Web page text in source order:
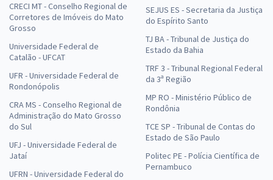
CRECI MT - Conselho Regional de
Corretores de Imóveis do Mato
Grosso
Universidade Federal de
Catalão - UFCAT
UFR - Universidade Federal de
Rondonópolis
CRA MS - Conselho Regional de
Administração do Mato Grosso
do Sul
UFJ - Universidade Federal de
Jataí
UFRN - Universidade Federal do
SEJUS ES - Secretaria da Justiça
do Espírito Santo
TJ BA - Tribunal de Justiça do
Estado da Bahia
TRF 3 - Tribunal Regional Federal
da 3ª Região
MP RO - Ministério Público de
Rondônia
TCE SP - Tribunal de Contas do
Estado de São Paulo
Politec PE - Polícia Científica de
Pernambuco